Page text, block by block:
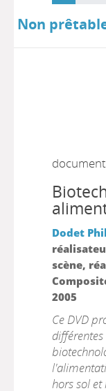
Non
Dodet
scène,
2005
Ce DVD
hors sol